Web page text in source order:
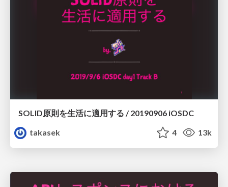
SOLID原則を生活に適用する / 20190906 iOSDC
takasek
4 13k